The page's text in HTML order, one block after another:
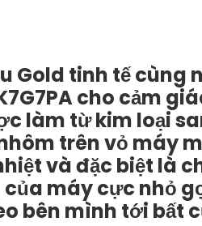
Gold tinh tế cùng
cho cảm
làm từ kim loại
trên vỏ máy
và đặc biệt là
máy cực nhỏ
bên mình tới bất